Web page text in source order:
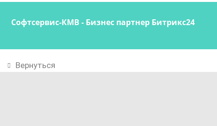
Софтсервис-КМВ - Бизнес партнер Битрикс24
Вернуться